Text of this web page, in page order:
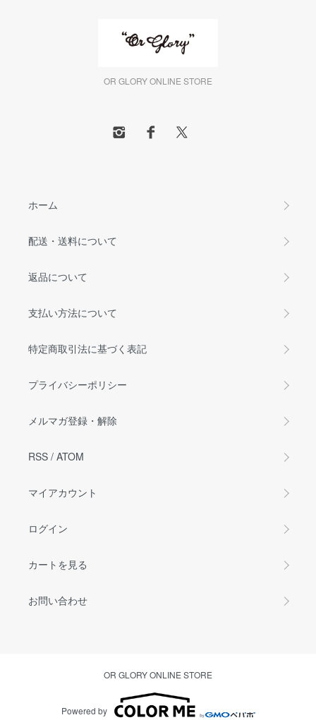
OR GLORY ONLINE STORE
ホーム
配送・送料について
返品について
支払い方法について
特定商取引法に基づく表記
プライバシーポリシー
メルマガ登録・解除
RSS / ATOM
マイアカウント
ログイン
カートを見る
お問い合わせ
OR GLORY ONLINE STORE
Powered by